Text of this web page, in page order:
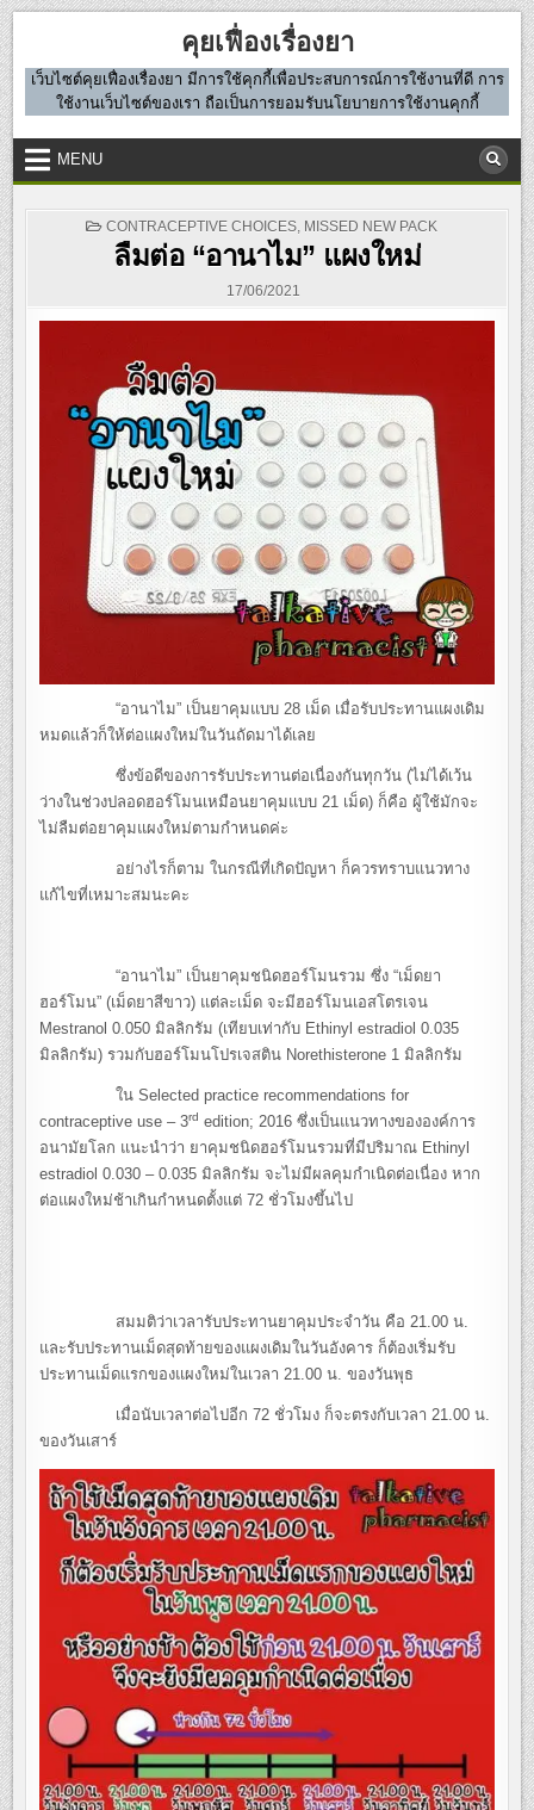
Skip
to
content
คุยเฟื่องเรื่องยา
เว็บไซต์คุยเฟื่องเรื่องยา มีการใช้คุกกี้เพื่อประสบการณ์การใช้งานที่ดี การ
ใช้งานเว็บไซต์ของเรา ถือเป็นการยอมรับนโยบายการใช้งานคุกกี้
MENU
POSTED
IN
CONTRACEPTIVE CHOICES, MISSED NEW PACK
ลืมต่อ “อานาไม” แผงใหม่
17/06/2021
“อานาไม” เป็นยาคุมแบบ 28 เม็ด เมื่อรับประทานแผงเดิม
หมดแล้วก็ให้ต่อแผงใหม่ในวันถัดมาได้เลย
ซึ่งข้อดีของการรับประทานต่อเนื่องกันทุกวัน (ไม่ได้เว้น
ว่างในช่วงปลอดฮอร์โมนเหมือนยาคุมแบบ 21 เม็ด) ก็คือ ผู้ใช้มักจะ
ไม่ลืมต่อยาคุมแผงใหม่ตามกำหนดค่ะ
อย่างไรก็ตาม ในกรณีที่เกิดปัญหา ก็ควรทราบแนวทาง
แก้ไขที่เหมาะสมนะคะ
“อานาไม” เป็นยาคุมชนิดฮอร์โมนรวม ซึ่ง “เม็ดยา
ฮอร์โมน” (เม็ดยาสีขาว) แต่ละเม็ด จะมีฮอร์โมนเอสโตรเจน
Mestranol 0.050 มิลลิกรัม (เทียบเท่ากับ Ethinyl estradiol 0.035
มิลลิกรัม) รวมกับฮอร์โมนโปรเจสติน Norethisterone 1 มิลลิกรัม
ใน Selected practice recommendations for
contraceptive use – 3rd edition; 2016 ซึ่งเป็นแนวทางขององค์การ
อนามัยโลก แนะนำว่า ยาคุมชนิดฮอร์โมนรวมที่มีปริมาณ Ethinyl
estradiol 0.030 – 0.035 มิลลิกรัม จะไม่มีผลคุมกำเนิดต่อเนื่อง หาก
ต่อแผงใหม่ช้าเกินกำหนดตั้งแต่ 72 ชั่วโมงขึ้นไป
สมมติว่าเวลารับประทานยาคุมประจำวัน คือ 21.00 น.
และรับประทานเม็ดสุดท้ายของแผงเดิมในวันอังคาร ก็ต้องเริ่มรับ
ประทานเม็ดแรกของแผงใหม่ในเวลา 21.00 น. ของวันพุธ
เมื่อนับเวลาต่อไปอีก 72 ชั่วโมง ก็จะตรงกับเวลา 21.00 น.
ของวันเสาร์